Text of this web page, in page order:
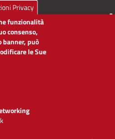
Privacy
funzionalità
consenso,
banner, può
le Sue